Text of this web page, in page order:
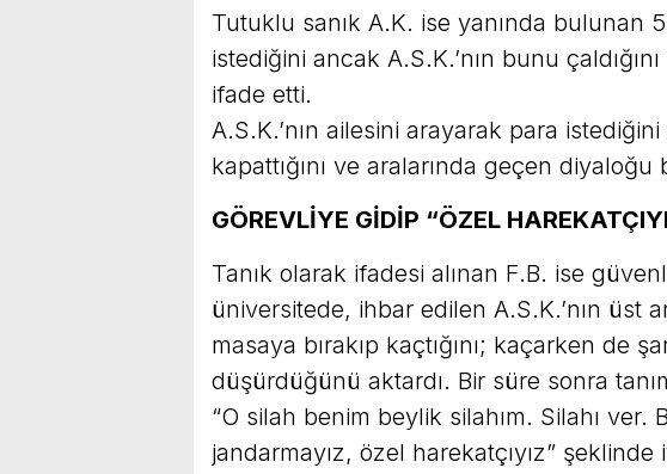
Tutuklu sanık A.K. ise yanında bulunan
istediğini ancak A.S.K.’nın bunu
ifade etti.
A.S.K.’nın ailesini arayarak para
kapattığını ve aralarında geçen
GÖREVLİYE GİDİP “ÖZEL
Tanık olarak ifadesi alınan F.B. ise
üniversitede, ihbar edilen A.S.K.’nın üst
masaya bırakıp kaçtığını; kaçarken de
düşürdüğünü aktardı. Bir süre sonra
“O silah benim beylik silahım. Silahı ver.
jandarmayız, özel harekatçıyız”